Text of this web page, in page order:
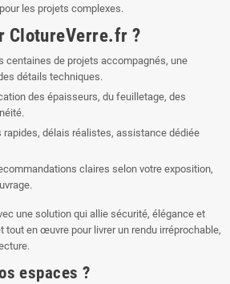
les projets complexes.
ClotureVerre.fr ?
centaines de projets accompagnés, une
détails techniques.
des épaisseurs, du feuilletage, des
rapides, délais réalistes, assistance dédiée
claires selon votre exposition,
une solution qui allie sécurité, élégance et
tout en œuvre pour livrer un rendu irréprochable,
espaces ?